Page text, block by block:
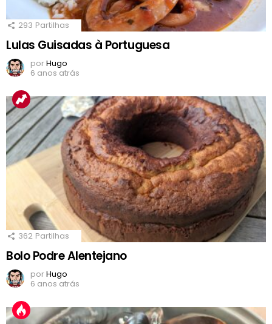
293 Partilhas
Lulas Guisadas à Portuguesa
porHugo
6 anos atrás
362 Partilhas
Bolo Podre Alentejano
porHugo
6 anos atrás